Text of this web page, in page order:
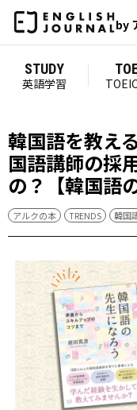
by
STUDY
英語学習
韓国語を教え
国語講師の採
の？【韓国語
アルクの本 TRENDS 韓国